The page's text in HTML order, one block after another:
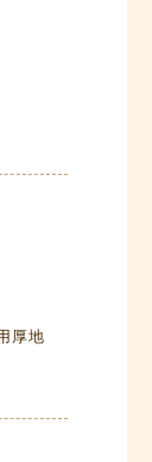
厚地